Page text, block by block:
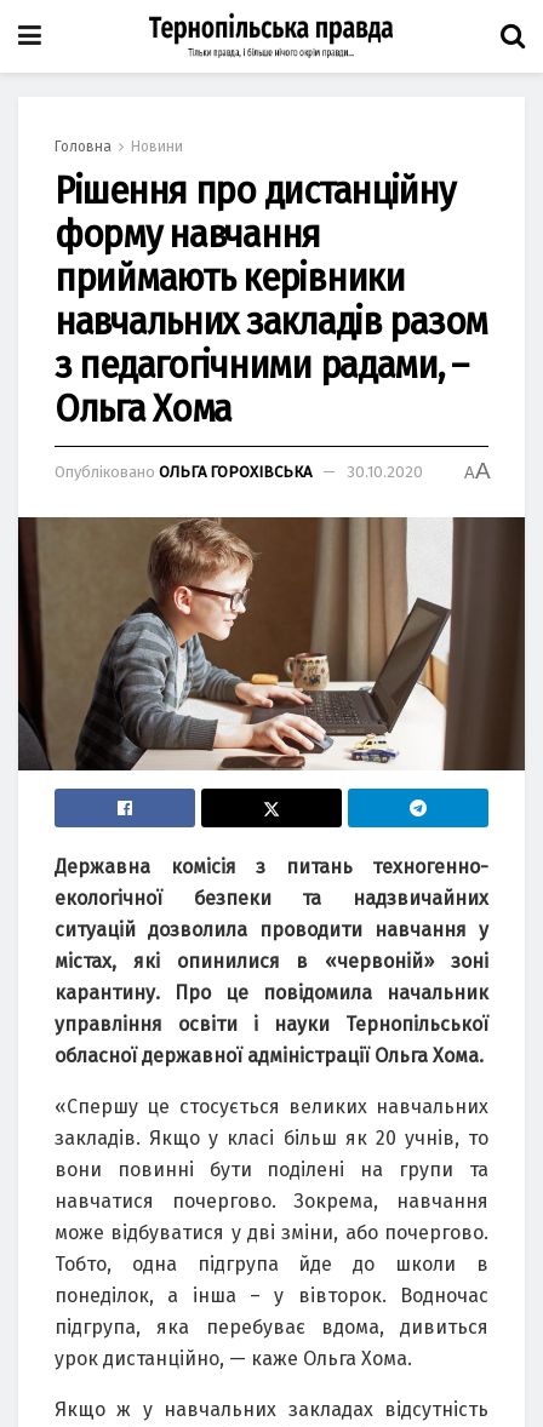
Головна Новини
Рішення про дистанційну
форму навчання
приймають керівники
навчальних закладів разом
з педагогічними радами, –
Ольга Хома
Опубліковано ОЛЬГА ГОРОХІВСЬКА 30.10.2020 AA
Державна комісія з питань техногенно-
екологічної безпеки та надзвичайних
ситуацій дозволила проводити навчання у
містах, які опинилися в «червоній» зоні
карантину. Про це повідомила начальник
управління освіти і науки Тернопільської
обласної державної адміністрації Ольга Хома.
«Спершу це стосується великих навчальних
закладів. Якщо у класі більш як 20 учнів, то
вони повинні бути поділені на групи та
навчатися почергово. Зокрема, навчання
може відбуватися у дві зміни, або почергово.
Тобто, одна підгрупа йде до школи в
понеділок, а інша – у вівторок. Водночас
підгрупа, яка перебуває вдома, дивиться
урок дистанційно, — каже Ольга Хома.
Якщо ж у навчальних закладах відсутність